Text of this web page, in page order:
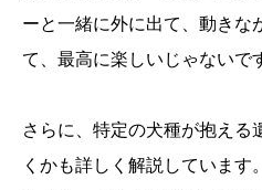
ーと一緒に外に出て、動きな
て、最高に楽しいじゃないで
さらに、特定の犬種が抱える
くかも詳しく解説しています